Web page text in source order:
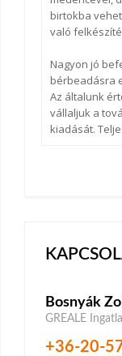
birtokba
való
Nagyon jó
bérbeadásra
Az általunk
vállaljuk a
kiadását.
Bosnyák
GREALE
+36-20-